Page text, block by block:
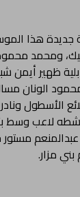
١١ صفقة جديدة
ومحمد
ظهير أيمن
الونان
الأسطول
لاعب وسط
عبدالمنعم
مزار.